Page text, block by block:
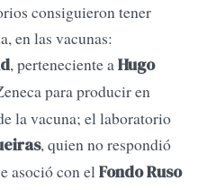
consiguieron tener
en las vacunas:
, perteneciente aHugo
para producir en
la vacuna; el laboratorio
, quien no respondió
asoció con elFondo Ruso